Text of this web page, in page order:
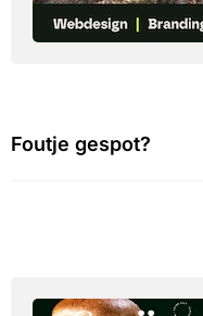
Foutje gespot?